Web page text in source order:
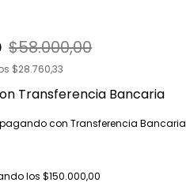
$58.000,00
$28.760,33
Transferencia Bancaria
con Transferencia Bancaria
los$150.000,00